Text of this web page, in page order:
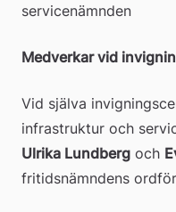
servicenämnden
Medverkar vid
Vid själva
Ulrika Lundberg och
fritidsnämndens